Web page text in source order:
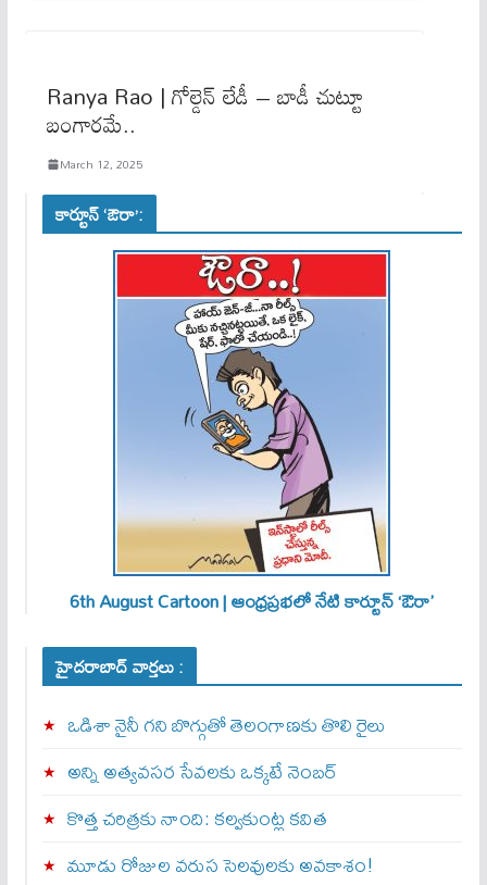
Ranya Rao | గోల్డెన్​ లేడీ – బాడీ చుట్టూ
బంగారమే..
March 12, 2025
కార్టూన్ ‘ఔరా’:
6th August Cartoon | ఆంధ్రప్రభలో నేటి కార్టూన్ ‘ఔరా’
హైదరాబాద్ వార్తలు :
ఒడిశా నైనీ గని బొగ్గుతో తెలంగాణకు తొలి రైలు
అన్ని అత్యవసర సేవలకు ఒక్క‌టే నెంబ‌ర్‌
కొత్త చరిత్రకు నాంది: క‌ల్వ‌కుంట్ల కవిత
మూడు రోజుల వరుస సెలవులకు అవకాశం!